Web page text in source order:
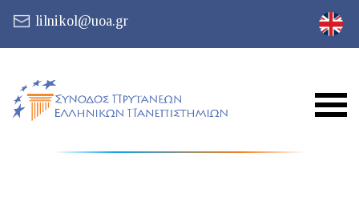
lilnikol@uoa.gr